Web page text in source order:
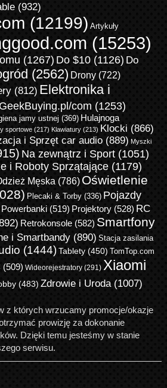
(932)
(12199) Artykuły
(15253)
(1267) Do $10(1126) Do
(2562) Drony(722)
(812) Elektronika i
GeekBuying.pl/com (1253)
jamy ustnej (369) Hulajnoga
sportowe(217) Klawiatury(213) Klocki (866)
i Sprzęt car audio(889) Myszki
Na zewnątrz i Sport(1051)
i Roboty Sprzątające(1179)
Męska (786) Oświetlenie
Plecaki & Torby(336) Pojazdy
Powerbanki(519) Projektory(528) RC
Retrokonsole(582) Smartfony
i Smartbandy(890) Stacja zasilania
(1444)Tablety(450) TomTop.com
(509) Wideorejestratory(291) Xiaomi
(483) Zdrowie i Uroda(1007)
z których wrzucamy promocje/okazje
prowizję za dokonanie
Dzięki temu jesteśmy w stanie
serwisu.